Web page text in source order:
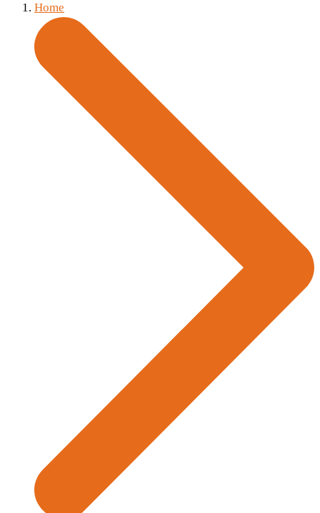
Home